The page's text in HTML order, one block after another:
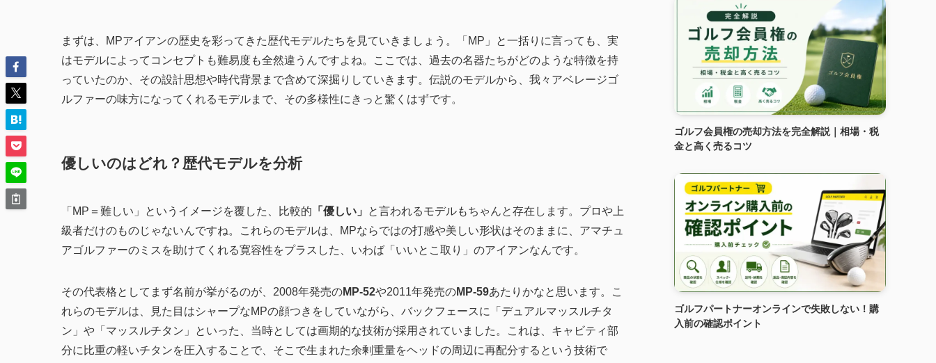
まずは、MPアイアンの歴史を彩ってきた歴代モデルたちを見ていきましょう。「MP」と一括りに言っても、実
はモデルによってコンセプトも難易度も全然違うんですよね。ここでは、過去の名器たちがどのような特徴を持
っていたのか、その設計思想や時代背景まで含めて深掘りしていきます。伝説のモデルから、我々アベレージゴ
ルファーの味方になってくれるモデルまで、その多様性にきっと驚くはずです。
優しいのはどれ？歴代モデルを分析
「MP＝難しい」というイメージを覆した、比較的 「優しい」
と言われるモデルもちゃんと存在します。プロや上
級者だけのものじゃないんですね。これらのモデルは、MPならではの打感や美しい形状はそのままに、アマチュ
アゴルファーのミスを助けてくれる寛容性をプラスした、いわば「いいとこ取り」のアイアンなんです。
その代表格としてまず名前が挙がるのが、2008年発売のMP-52や2011年発売のMP-59あたりかなと思います。こ
れらのモデルは、見た目はシャープなMPの顔つきをしていながら、バックフェースに「デュアルマッスルチタ
ン」や「マッスルチタン」といった、当時としては画期的な技術が採用されていました。これは、キャビティ部
分に比重の軽いチタンを圧入することで、そこで生まれた余剰重量をヘッドの周辺に再配分するという技術で
ゴルフ会員権の売却方法を完全解説｜相場・税
金と高く売るコツ
ゴルフパートナーオンラインで失敗しない！購
入前の確認ポイント